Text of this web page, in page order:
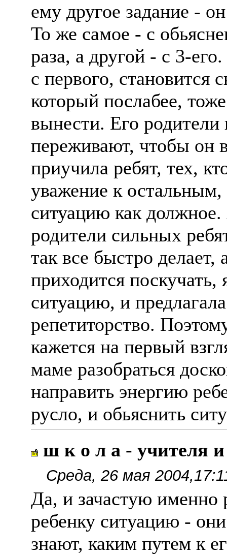
ему другое задание -
То же самое - с
раза, а другой - с 3-
с первого, становится
который послабее,
вынести. Его родители
переживают, чтобы он
приучила ребят, тех,
уважение к
ситуацию как
родители сильных
так все быстро делает,
приходится поскучать,
ситуацию, и
репетиторство.
кажется на первый
маме разобраться
направить энергию
русло, и обьяснить
ш к о л а - учителя и
Среда, 26 мая
Да, и зачастую именно
ребенку ситуацию -
знают, каким путем к